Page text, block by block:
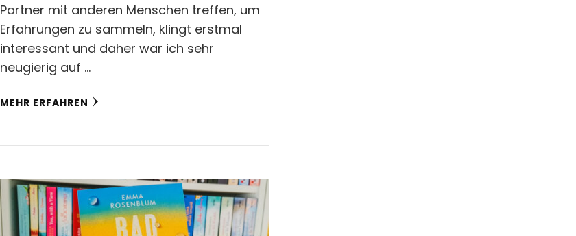
Partner mit anderen Menschen treffen, um
Erfahrungen zu sammeln, klingt erstmal
interessant und daher war ich sehr
neugierig auf …
MEHR ERFAHREN